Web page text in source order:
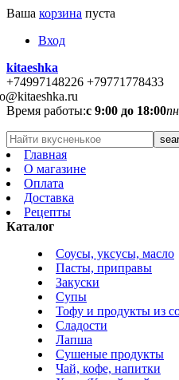
Ваша корзина пуста
Вход
kitaeshka
+74997148226 +79771778433
Время работы:с 9:00 до 18:00
Главная
О магазине
Оплата
Доставка
Рецепты
Каталог
Соусы, уксусы, масло
Пасты, приправы
Закуски
Супы
Тофу и продукты из
Сладости
Лапша
Сушеные продукты
Чай, кофе, напитки